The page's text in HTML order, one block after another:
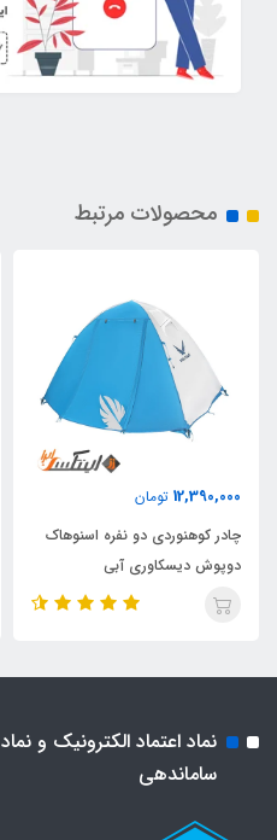
محصولات مرتبط
12,390,000 تومان
چادر کوهنوردی دو نفره اسنوهاک
دوپوش دیسکاوری آبی
نماد اعتماد الکترونیک و نماد
ساماندهی